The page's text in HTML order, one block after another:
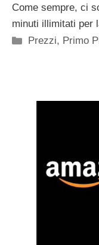
Come sempre, ci
minuti illimitati per
Categorie
Prezzi, Primo